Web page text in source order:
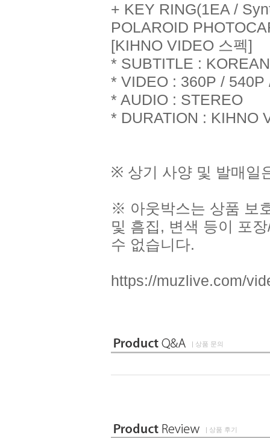
+ KEY RING(1EA /
POLAROID
[KIHNO VIDEO 스펙]
* SUBTITLE :
* VIDEO : 360P /
* AUDIO : STEREO
* DURATION : KIHNO
※ 상기 사양 및 발매일
※ 아웃박스는 상품 보
및 흠집, 변색 등이 포
수 없습니다.
https://muzlive.com/
| 상품 문의
| 상품 후기